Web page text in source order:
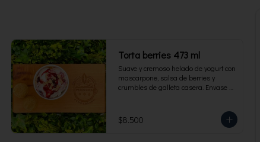
Torta berries 473 ml
Suave y cremoso helado de yogurt con
mascarpone, salsa de berries y
crumbles de galleta casera. Envase
$8.500